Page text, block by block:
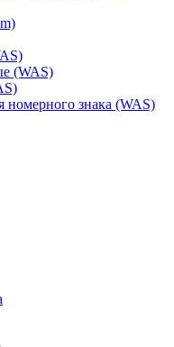
(WAS)
знака (WAS)